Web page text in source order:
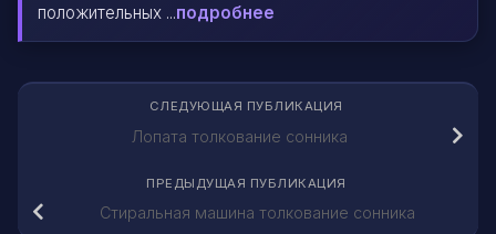
положительных ...подробнее
СЛЕДУЮЩАЯ ПУБЛИКАЦИЯ
Лопата толкование сонника
ПРЕДЫДУЩАЯ ПУБЛИКАЦИЯ
Стиральная машина толкование сонника